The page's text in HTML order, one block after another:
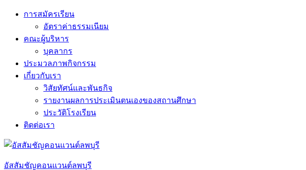
Skip
การสมัครเรียน
อัตราค่าธรรมเนียม
คณะผู้บริหาร
บุคลากร
ประมวลภาพกิจกรรม
เกี่ยวกับเรา
วิสัยทัศน์และพันธกิจ
รายงานผลการประเมินตนเองของสถานศึกษา
ประวัติโรงเรียน
ติดต่อเรา
อัสสัมชัญคอนแวนต์ลพบุรี